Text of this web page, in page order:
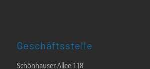
Geschäftsstelle
Schönhauser Allee 118